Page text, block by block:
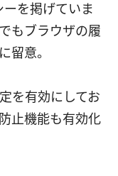
を掲げていま
もブラウザの履
留意。
を有効にしてお
止機能も有効化